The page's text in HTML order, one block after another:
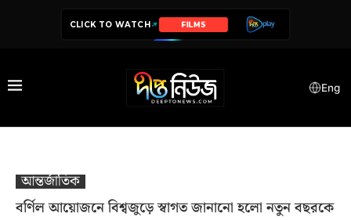
CLICK TO WATCH SERIES
Eng
আন্তর্জাতিক
বর্ণিল আয়োজনে বিশ্বজুড়ে স্বাগত জানানো হলো নতুন বছরকে